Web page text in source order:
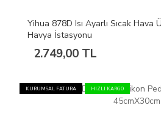
Yihua 878D Isı Ayarlı Sıcak Hava
Havya İstasyonu
2.749,00 TL
KURUMSAL FATURA HIZLI KARGO